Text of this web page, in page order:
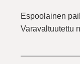
Espoolainen
Varavaltuutettu